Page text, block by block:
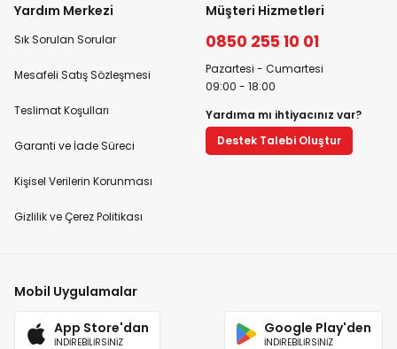
Yardım Merkezi
Sık Sorulan Sorular
Mesafeli Satış Sözleşmesi
Teslimat Koşulları
Garanti ve İade Süreci
Kişisel Verilerin Korunması
Gizlilik ve Çerez Politikası
Müşteri Hizmetleri
0850 255 10 01
Pazartesi - Cumartesi
09:00 - 18:00
Yardıma mı ihtiyacınız var?
Destek Talebi Oluştur
Mobil Uygulamalar
App Store'dan
İNDİREBİLİRSİNİZ
Google Play'den
İNDİREBİLİRSİNİZ